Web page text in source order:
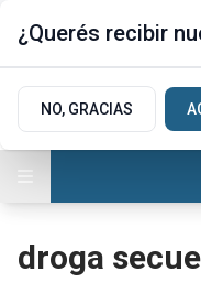
droga
¿Querés recibir
NO, GRACIAS